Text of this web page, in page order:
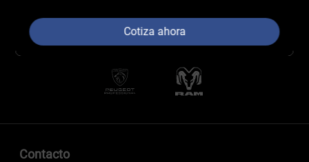
Contacto
Cotiza ahora